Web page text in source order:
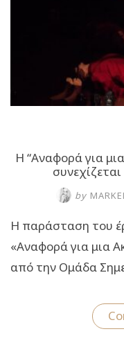
Η “Αναφορά για
by
Η παράσταση του
«Αναφορά για μια
από την Ομάδα